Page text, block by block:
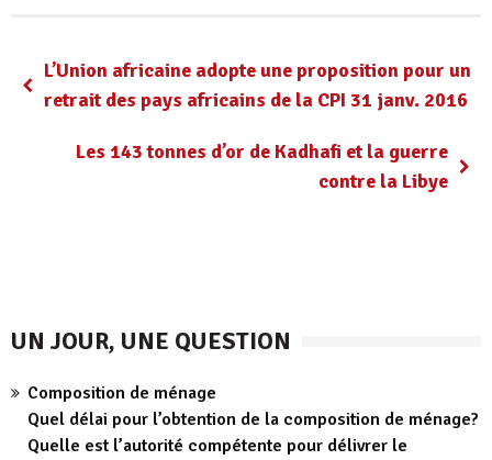
L’Union africaine adopte une proposition pour un
retrait des pays africains de la CPI 31 janv. 2016
Les 143 tonnes d’or de Kadhafi et la guerre
contre la Libye
UN JOUR, UNE QUESTION
Composition de ménage
Quel délai pour l’obtention de la composition de ménage?
Quelle est l’autorité compétente pour délivrer le